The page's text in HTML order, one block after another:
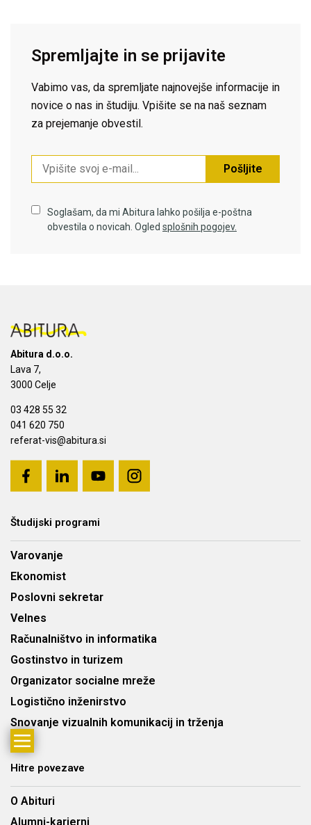
Spremljajte in se prijavite
Vabimo vas, da spremljate najnovejše informacije in
novice o nas in študiju. Vpišite se na naš seznam
za prejemanje obvestil.
Pošljite
Soglašam, da mi Abitura lahko pošilja e-poštna
obvestila o novicah. Ogled splošnih pogojev.
Abitura d.o.o.
Lava 7,
3000 Celje
03 428 55 32
041 620 750
referat-vis@abitura.si
Študijski programi
Varovanje
Ekonomist
Poslovni sekretar
Velnes
Računalništvo in informatika
Gostinstvo in turizem
Organizator socialne mreže
Logistično inženirstvo
Snovanje vizualnih komunikacij in trženja
Hitre povezave
O Abituri
Alumni-karierni